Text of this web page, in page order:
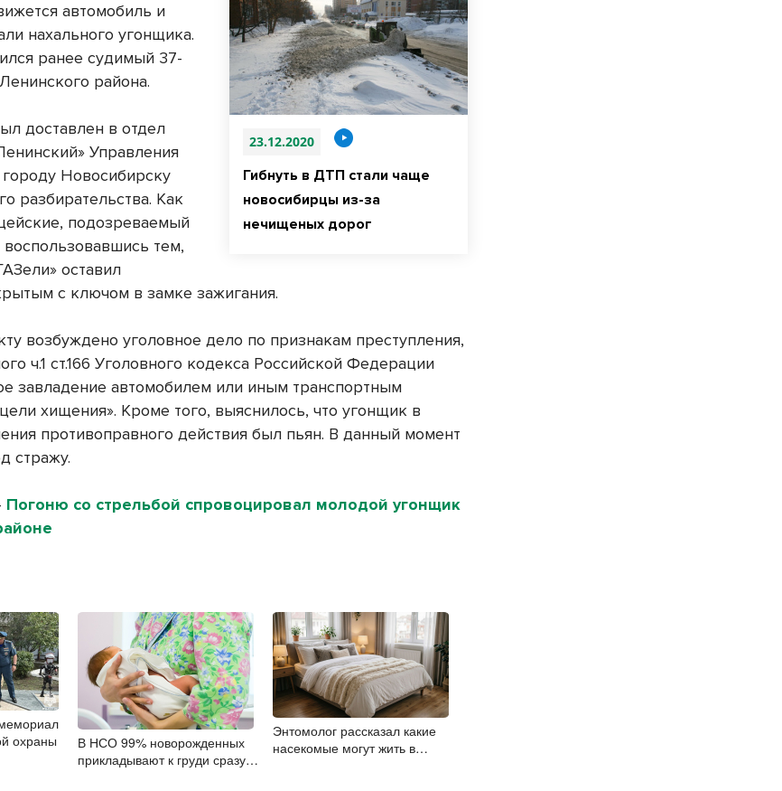
23.12.2020
Гибнуть в ДТП стали чаще
новосибирцы из-за
нечищеных дорог
автомобиль и
нахального угонщика.
ранее судимый 37-
района.
доставлен в отдел
Управления
Новосибирску
разбирательства. Как
подозреваемый
тем,
оставил
с ключом в замке зажигания.
возбуждено уголовное дело по признакам преступления,
ч.1 ст.166 Уголовного кодекса Российской Федерации
завладение автомобилем или иным транспортным
хищения». Кроме того, выяснилось, что угонщик в
противоправного действия был пьян. В данный момент
стражу.
Погоню со стрельбой спровоцировал молодой угонщик
охраны
В НСО 99% новорожденных
прикладывают к груди сразу
Энтомолог рассказал какие
насекомые могут жить в